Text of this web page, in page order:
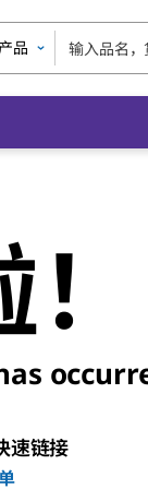
产品
速链接